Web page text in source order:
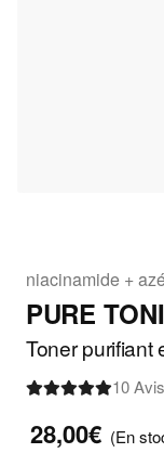
niacinamide +
PURE
Toner purifiant
10 Avis
28,00€ (En